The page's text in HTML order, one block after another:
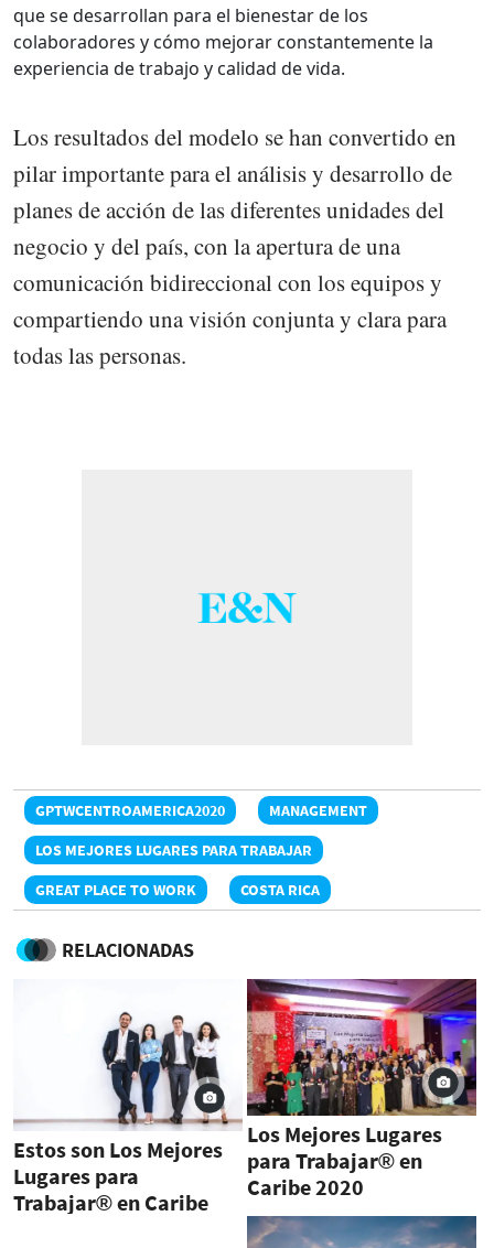
que se desarrollan para el bienestar de los
colaboradores y cómo mejorar constantemente la
experiencia de trabajo y calidad de vida.
Los resultados del modelo se han convertido en
pilar importante para el análisis y desarrollo de
planes de acción de las diferentes unidades del
negocio y del país, con la apertura de una
comunicación bidireccional con los equipos y
compartiendo una visión conjunta y clara para
todas las personas.
GPTWCENTROAMERICA2020
MANAGEMENT
LOS MEJORES LUGARES PARA TRABAJAR
GREAT PLACE TO WORK
COSTA RICA
RELACIONADAS
Estos son Los Mejores
Lugares para
Trabajar® en Caribe
Los Mejores Lugares
para Trabajar® en
Caribe 2020